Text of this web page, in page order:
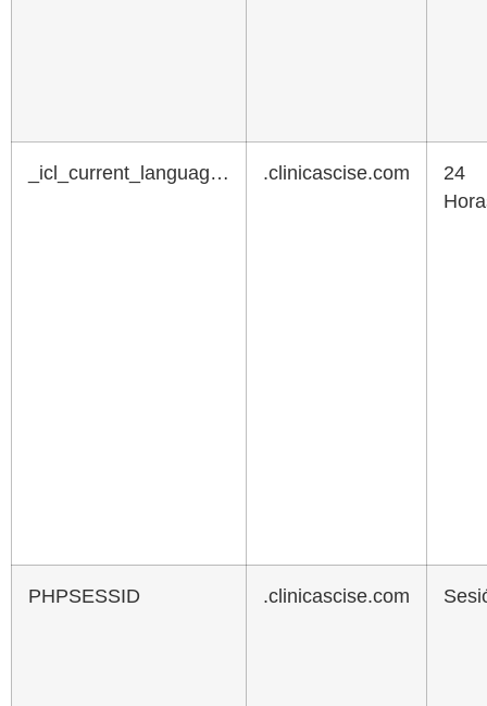
_icl_current_languag… .clinicascise.com
24
PHPSESSID .clinicascise.com